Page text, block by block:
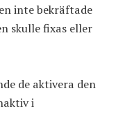
inte bekräftade
skulle fixas eller
de aktivera den
i